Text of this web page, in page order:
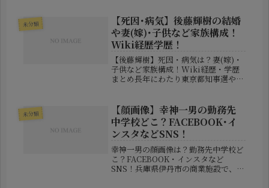
な環境で育った人物だったのか」「学
生時代はどんな生活を送っていたの
か...
未分類
【死因･病気】後藤輝樹の結婚
や妻(嫁)･子供など家族構成！
Wiki経歴学歴！
【後藤輝樹】死因・病気は？妻(嫁)・
子供など家族構成！Wiki経歴・学歴
まとめ長年にわたり東京都知事選や地
れた後藤輝樹さん。2026年6月29日、
妻が管理するX（旧Twit...
未分類
【顔画像】幸神一男の勤務先
中学校どこ？FACEBOOK･イ
ンスタなどSNS！
幸神一男の顔画像は？勤務先中学校ど
こ？FACEBOOK・インスタなど
SNS！兵庫県伊丹市の商業施設で、カ